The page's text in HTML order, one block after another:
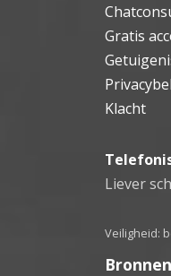
Gratis
Klacht
Liever
Veiligheid: